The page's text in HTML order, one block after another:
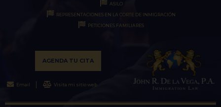
ASILO
REPRESENTACIONES EN LA CORTE DE INMIGRACIÓN
PETICIONES FAMILIARES
AGENDA TU CITA
Email Visita mi sitio web